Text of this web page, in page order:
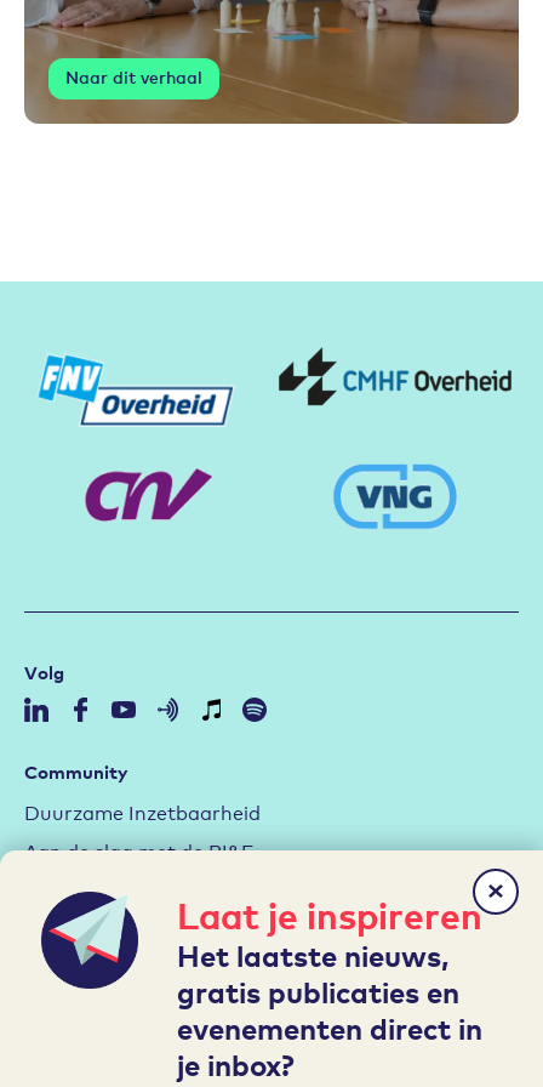
Naar dit verhaal
Laat je inspireren
Het laatste nieuws,
gratis publicaties en
evenementen direct in
je inbox?
Volg
Community
Duurzame Inzetbaarheid
Aan de slag met de RI&E
Arbeidsmarktstrategie
Hybride werken
Leren en Ontwikkelen